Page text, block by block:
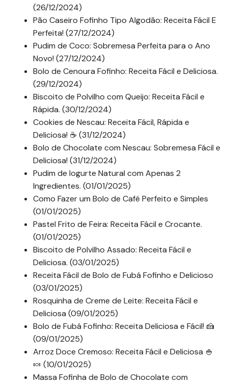
(26/12/2024)
Pão Caseiro Fofinho Tipo Algodão: Receita Fácil E
Perfeita! (27/12/2024)
Pudim de Coco: Sobremesa Perfeita para o Ano
Novo! (27/12/2024)
Bolo de Cenoura Fofinho: Receita Fácil e Deliciosa.
(29/12/2024)
Biscoito de Polvilho com Queijo: Receita Fácil e
Rápida. (30/12/2024)
Cookies de Nescau: Receita Fácil, Rápida e
Deliciosa! ☕ (31/12/2024)
Bolo de Chocolate com Nescau: Sobremesa Fácil e
Deliciosa! (31/12/2024)
Pudim de Iogurte Natural com Apenas 2
Ingredientes. (01/01/2025)
Como Fazer um Bolo de Café Perfeito e Simples
(01/01/2025)
Pastel Frito de Feira: Receita Fácil e Crocante.
(01/01/2025)
Biscoito de Polvilho Assado: Receita Fácil e
Deliciosa. (03/01/2025)
Receita Fácil de Bolo de Fubá Fofinho e Delicioso
(03/01/2025)
Rosquinha de Creme de Leite: Receita Fácil e
Deliciosa (09/01/2025)
Bolo de Fubá Fofinho: Receita Deliciosa e Fácil! 🍰
(09/01/2025)
Arroz Doce Cremoso: Receita Fácil e Deliciosa 🍚
🍬 (10/01/2025)
Massa Fofinha de Bolo de Chocolate com